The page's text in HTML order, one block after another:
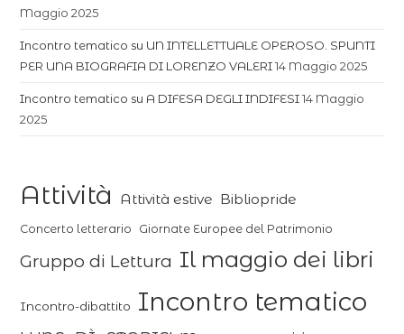
Maggio 2025
Incontro tematico su UN INTELLETTUALE OPEROSO. SPUNTI
PER UNA BIOGRAFIA DI LORENZO VALERI 14 Maggio 2025
Incontro tematico su A DIFESA DEGLI INDIFESI 14 Maggio
2025
Attività Attività estive Bibliopride
Concerto letterario Giornate Europee del Patrimonio
Gruppo di Lettura Il maggio dei libri
Incontro-dibattito Incontro tematico